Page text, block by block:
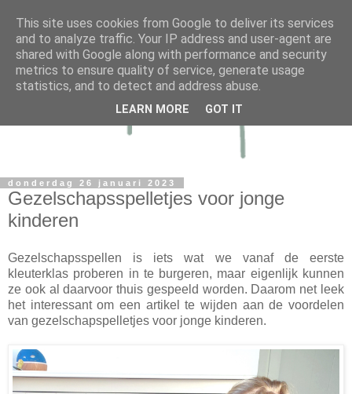
donderdag 26 januari 2023
Gezelschapsspelletjes voor jonge
kinderen
Gezelschapsspellen is iets wat we vanaf de eerste
kleuterklas proberen in te burgeren, maar eigenlijk kunnen
ze ook al daarvoor thuis gespeeld worden. Daarom net leek
het interessant om een artikel te wijden aan de voordelen
van gezelschapspelletjes voor jonge kinderen.
This site uses cookies from Google to deliver its services
and to analyze traffic. Your IP address and user-agent are
shared with Google along with performance and security
metrics to ensure quality of service, generate usage
statistics, and to detect and address abuse.
LEARN MORE GOT IT